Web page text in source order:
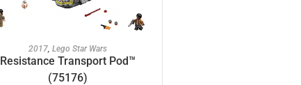
AJOUTER AU PANIER
2017 ,Lego Star Wars
Resistance Transport Pod™
(75176)